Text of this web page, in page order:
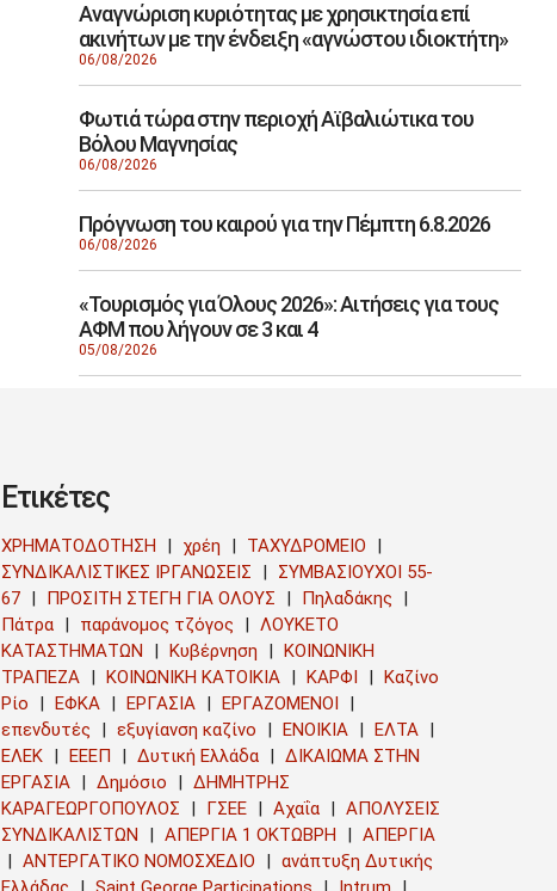
Αναγνώριση κυριότητας με χρησικτησία επί
ακινήτων με την ένδειξη «αγνώστου ιδιοκτήτη»
06/08/2026
Φωτιά τώρα στην περιοχή Αϊβαλιώτικα του
Βόλου Μαγνησίας
06/08/2026
Πρόγνωση του καιρού για την Πέμπτη 6.8.2026
06/08/2026
«Τουρισμός για Όλους 2026»: Αιτήσεις για τους
ΑΦΜ που λήγουν σε 3 και 4
05/08/2026
Ετικέτες
ΧΡΗΜΑΤΟΔΟΤΗΣΗ χρέη
ΤΑΧΥΔΡΟΜΕΙΟ
ΣΥΝΔΙΚΑΛΙΣΤΙΚΕΣ ΙΡΓΑΝΩΣΕΙΣ
ΣΥΜΒΑΣΙΟΥΧΟΙ 55-
67
ΠΡΟΣΙΤΗ ΣΤΕΓΗ ΓΙΑ ΟΛΟΥΣ
Πηλαδάκης
Πάτρα
παράνομος τζόγος
ΛΟΥΚΕΤΟ
ΚΑΤΑΣΤΗΜΑΤΩΝ
Κυβέρνηση
ΚΟΙΝΩΝΙΚΗ
ΤΡΑΠΕΖΑ
ΚΟΙΝΩΝΙΚΗ ΚΑΤΟΙΚΙΑ ΚΑΡΦΙ
Καζίνο
Ρίο
ΕΦΚΑ ΕΡΓΑΣΙΑ
ΕΡΓΑΖΟΜΕΝΟΙ
επενδυτές
εξυγίανση καζίνο ΕΝΟΙΚΙΑ
ΕΛΤΑ
ΕΛΕΚ
ΕΕΕΠ Δυτική Ελλάδα
ΔΙΚΑΙΩΜΑ ΣΤΗΝ
ΕΡΓΑΣΙΑ
Δημόσιο
ΔΗΜΗΤΡΗΣ
ΚΑΡΑΓΕΩΡΓΟΠΟΥΛΟΣ
ΓΣΕΕ Αχαΐα
ΑΠΟΛΥΣΕΙΣ
ΣΥΝΔΙΚΑΛΙΣΤΩΝ
ΑΠΕΡΓΙΑ 1 ΟΚΤΩΒΡΗ
ΑΠΕΡΓΙΑ
ΑΝΤΕΡΓΑΤΙΚΟ ΝΟΜΟΣΧΕΔΙΟ
ανάπτυξη Δυτικής